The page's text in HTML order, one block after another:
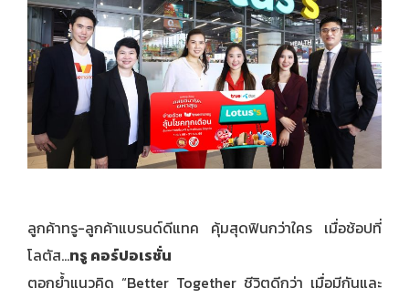
ลูกค้าทรู-ลูกค้าแบรนด์ดีแทค คุ้มสุดฟินกว่าใคร เมื่อช้อปที่
โลตัส…ทรู คอร์ปอเรชั่น
ตอกย้ำแนวคิด “Better Together ชีวิตดีกว่า เมื่อมีกันและ